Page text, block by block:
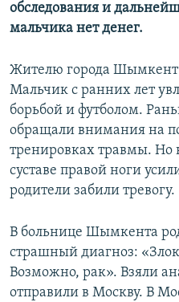
обследования и
мальчика нет денег.
Жителю города Шымкент
Мальчик с ранних лет
борьбой и футболом.
обращали внимания на
тренировках травмы. Но
суставе правой ноги
родители забили тревогу.
В больнице Шымкента
страшный диагноз:
Возможно, рак». Взяли
отправили в Москву. В